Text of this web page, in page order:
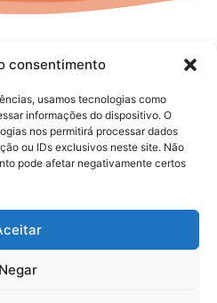
consentimento
usamos tecnologias como
informações do dispositivo. O
nos permitirá processar dados
ou IDs exclusivos neste site. Não
pode afetar negativamente certos
Negar